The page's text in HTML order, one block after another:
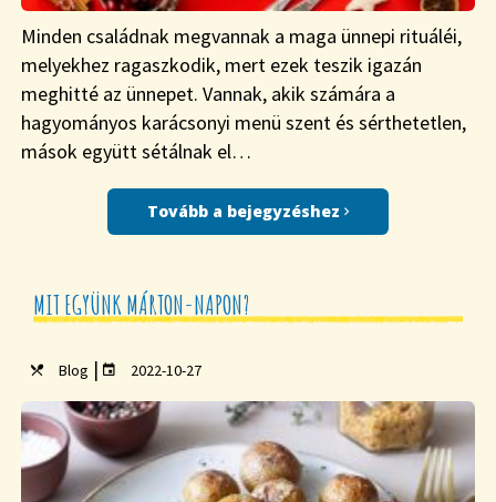
Minden családnak megvannak a maga ünnepi rituáléi,
melyekhez ragaszkodik, mert ezek teszik igazán
meghitté az ünnepet. Vannak, akik számára a
hagyományos karácsonyi menü szent és sérthetetlen,
mások együtt sétálnak el…
Tovább a bejegyzéshez
MIT EGYÜNK MÁRTON-NAPON?
Blog | 2022-10-27